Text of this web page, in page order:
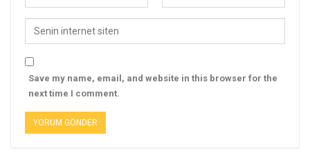
Save my name, email, and website in this browser for the
next time I comment.